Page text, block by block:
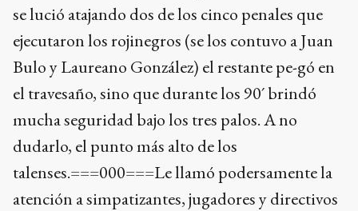
se lució atajando dos de los cinco penales que
ejecutaron los rojinegros (se los contuvo a Juan
Bulo y Laureano González) el restante pe-gó en
el travesaño, sino que durante los 90´ brindó
mucha seguridad bajo los tres palos. A no
dudarlo, el punto más alto de los
talenses.===000===Le llamó podersamente la
atención a simpatizantes, jugadores y directivos